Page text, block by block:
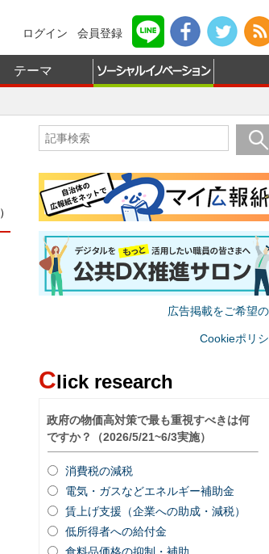
ログイン 会員登録
テーマ
）
広告掲載をご希望
Cookieポリ
Click research